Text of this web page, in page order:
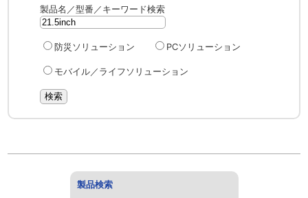
製品名／型番／キーワード検索
防災ソリューション PCソリューション
モバイル／ライフソリューション
製品検索